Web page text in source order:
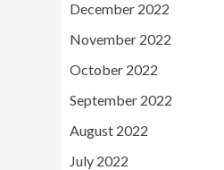
December 2022
November 2022
October 2022
September 2022
August 2022
July 2022